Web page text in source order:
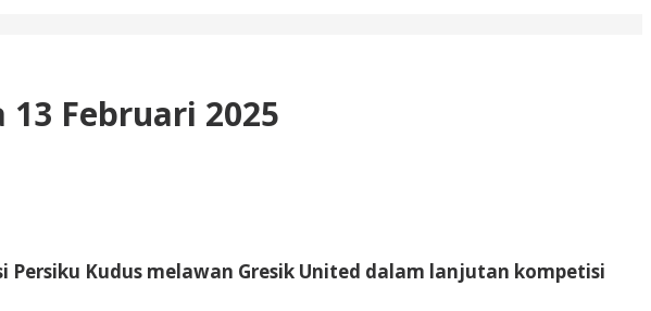
Februari 2025
Persiku Kudus melawan Gresik United dalam lanjutan kompetisi